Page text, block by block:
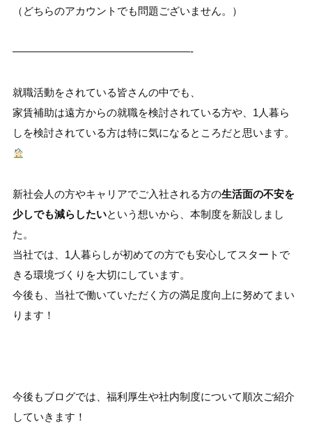
（どちらのアカウントでも問題ございません。）
—————————————————-
就職活動をされている皆さんの中でも、
家賃補助は遠方からの就職を検討されている方や、1人暮ら
しを検討されている方は特に気になるところだと思います。
新社会人の方やキャリアでご入社される方の生活面の不安を
少しでも減らしたいという想いから、本制度を新設しまし
た。
当社では、1人暮らしが初めての方でも安心してスタートで
きる環境づくりを大切にしています。
今後も、当社で働いていただく方の満足度向上に努めてまい
ります！
今後もブログでは、福利厚生や社内制度について順次ご紹介
していきます！